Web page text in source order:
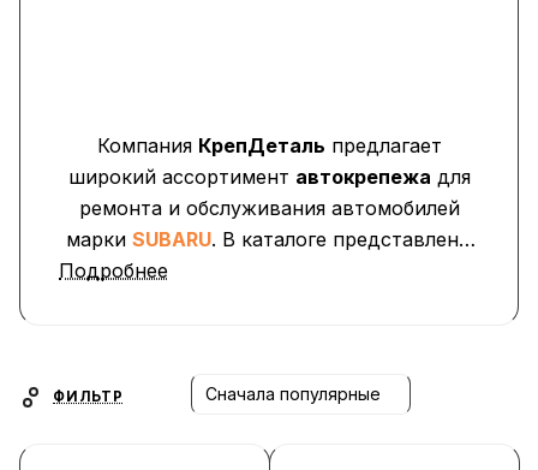
Компания КрепДеталь предлагает
широкий ассортимент автокрепежа для
ремонта и обслуживания автомобилей
марки SUBARU . В каталоге представлены
клипсы, пистоны, фиксаторы, заглушки,
облицовок и пластиковых панелей.
Подробнее
ФИЛЬТР Сначала популярные